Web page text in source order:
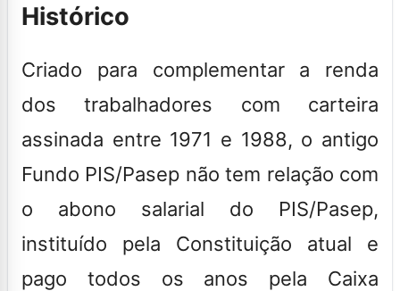
Histórico
Criado para complementar a renda
dos trabalhadores com carteira
assinada entre 1971 e 1988, o antigo
Fundo PIS/Pasep não tem relação com
o abono salarial do PIS/Pasep,
instituído pela Constituição atual e
pago todos os anos pela Caixa